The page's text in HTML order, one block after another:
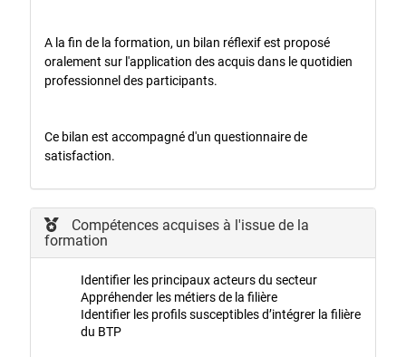
A la fin de la formation, un bilan réflexif est proposé
oralement sur l'application des acquis dans le quotidien
professionnel des participants.
Ce bilan est accompagné d'un questionnaire de
satisfaction.
Compétences acquises à l'issue de la
formation
Identifier les principaux acteurs du secteur
Appréhender les métiers de la filière
Identifier les profils susceptibles d’intégrer la filière
du BTP